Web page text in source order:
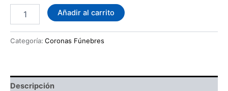
Fúnebre
Blancos
cantidad
Añadir al carrito
Categoría: Coronas Fúnebres
Descripción